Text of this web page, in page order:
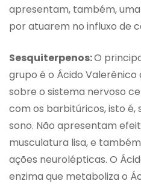
apresentam, também,
por atuarem no influxo de
Sesquiterpenos:O
grupo é o Ácido
sobre o sistema nervoso
com os barbitúricos, isto é,
sono. Não apresentam
musculatura lisa, e
ações neurolépticas. O
enzima que metaboliza o